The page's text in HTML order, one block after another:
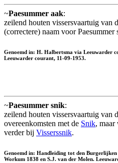
~Paesummer aak:
zeilend houten vissersvaartuig van
(correctere) naam voor
Genoemd in: H. Halbertsma via Leeuwarder
Leeuwarder courant, 11-09-1953.
~Paesummer snik:
zeilend houten vissersvaartuig van
overeenkomsten met de Snik, maar
verder bij Visserssnik.
Genoemd in: Handleiding tot den Burgerlijken
Workum 1838 en S.J. van der Molen.